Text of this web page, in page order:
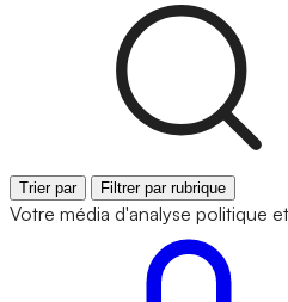
Trier par Filtrer par rubrique
Votre média d'analyse politique